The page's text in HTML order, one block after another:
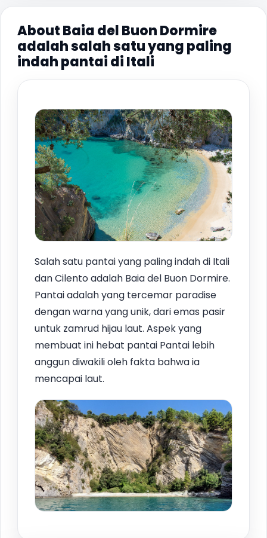
About Baia del Buon Dormire
adalah salah satu yang paling
indah pantai di Itali
Salah satu pantai yang paling indah di Itali
dan Cilento adalah Baia del Buon Dormire.
Pantai adalah yang tercemar paradise
dengan warna yang unik, dari emas pasir
untuk zamrud hijau laut. Aspek yang
membuat ini hebat pantai Pantai lebih
anggun diwakili oleh fakta bahwa ia
mencapai laut.